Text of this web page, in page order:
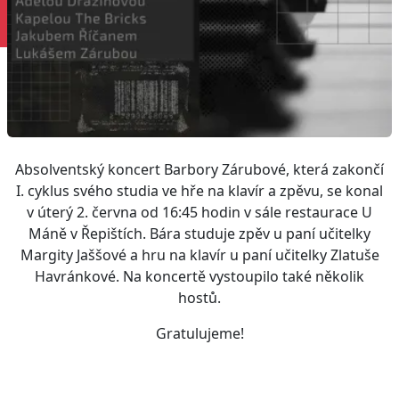
Absolventský koncert Barbory Zárubové, která zakončí
I. cyklus svého studia ve hře na klavír a zpěvu, se konal
v úterý 2. června od 16:45 hodin v sále restaurace U
Máně v Řepištích. Bára studuje zpěv u paní učitelky
Margity Jaššové a hru na klavír u paní učitelky Zlatuše
Havránkové. Na koncertě vystoupilo také několik
hostů.
Gratulujeme!